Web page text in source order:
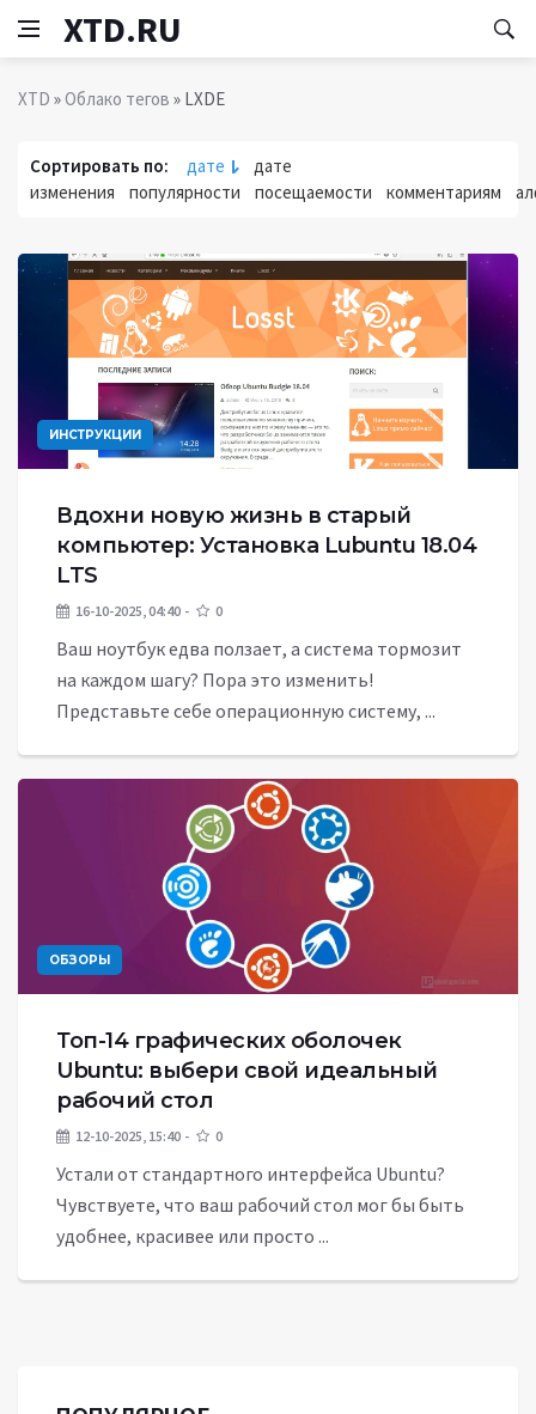
XTD.RU
XTD »Облако тегов » LXDE
Сортировать по: дате
дате
изменения
популярности посещаемости комментариям
ИНСТРУКЦИИ
Вдохни новую жизнь в старый
компьютер: Установка Lubuntu 18.04
LTS
16-10-2025, 04:40 0
Ваш ноутбук едва ползает, а система тормозит
на каждом шагу? Пора это изменить!
Представьте себе операционную систему, ...
ОБЗОРЫ
Топ-14 графических оболочек
Ubuntu: выбери свой идеальный
рабочий стол
12-10-2025, 15:40 0
Устали от стандартного интерфейса Ubuntu?
Чувствуете, что ваш рабочий стол мог бы быть
удобнее, красивее или просто ...